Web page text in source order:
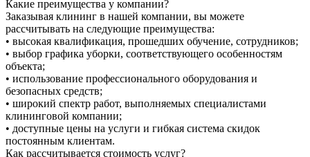
Какие преимущества у компании?
Заказывая клининг в нашей компании, вы можете
рассчитывать на следующие преимущества:
• высокая квалификация, прошедших обучение, сотрудников;
• выбор графика уборки, соответствующего особенностям
объекта;
• использование профессионального оборудования и
безопасных средств;
• широкий спектр работ, выполняемых специалистами
клининговой компании;
• доступные цены на услуги и гибкая система скидок
постоянным клиентам.
Как рассчитывается стоимость услуг?